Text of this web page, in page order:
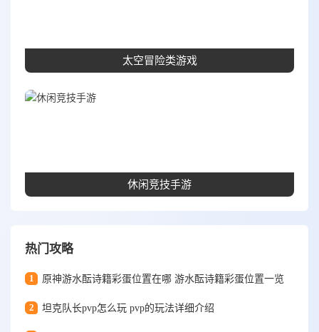
太空冒险类游戏
休闲竞技手游
热门攻略
1 原神游水酝诗籍彩蛋位置在哪 游水酝诗籍彩蛋位置一览
2 坦克队长pvp怎么玩 pvp的玩法详细介绍